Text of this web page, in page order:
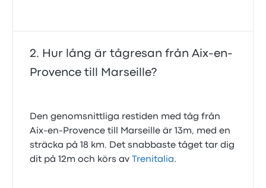
Hur lång är tågresan från Aix-en-
Provence till Marseille?
Den genomsnittliga restiden med tåg från
Aix-en-Provence till Marseille är 13m, med en
sträcka på 18 km. Det snabbaste tåget tar dig
dit på 12m och körs av
Trenitalia.